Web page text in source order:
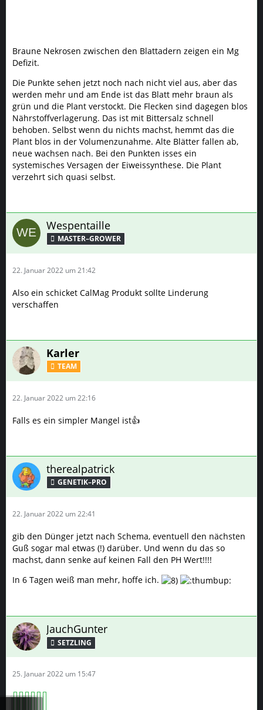
Braune Nekrosen zwischen den Blattadern zeigen ein Mg
Defizit.
Die Punkte sehen jetzt noch nach nicht viel aus, aber das
werden mehr und am Ende ist das Blatt mehr braun als
grün und die Plant verstockt. Die Flecken sind dagegen blos
Nährstoffverlagerung. Das ist mit Bittersalz schnell
behoben. Selbst wenn du nichts machst, hemmt das die
Plant blos in der Volumenzunahme. Alte Blätter fallen ab,
neue wachsen nach. Bei den Punkten isses ein
systemisches Versagen der Eiweissynthese. Die Plant
verzehrt sich quasi selbst.
Wespentaille
MASTER–GROWER
22. Januar 2022 um 21:42
Also ein schicket CalMag Produkt sollte Linderung
verschaffen
Karler
TEAM
22. Januar 2022 um 22:16
Falls es ein simpler Mangel ist👍
therealpatrick
GENETIK–PRO
22. Januar 2022 um 22:41
gib den Dünger jetzt nach Schema, eventuell den nächsten
Guß sogar mal etwas (!) darüber. Und wenn du das so
machst, dann senke auf keinen Fall den PH Wert!!!!
In 6 Tagen weiß man mehr, hoffe ich.
JauchGunter
SETZLING
25. Januar 2022 um 15:47